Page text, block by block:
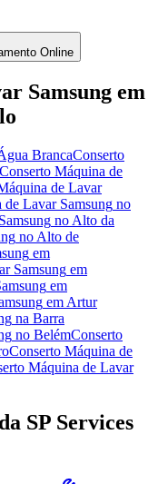
Online
Samsung em
BrancaConserto
Conserto Máquina de
de Lavar
Lavar Samsung no
no Alto da
no Alto de
em
Samsung em
em
em Artur
na Barra
no BelémConserto
Conserto Máquina de
Máquina de Lavar
da SP Services